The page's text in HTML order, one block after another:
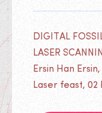
DIGITAL
LASER
Ersin Han
Laser feast, 02